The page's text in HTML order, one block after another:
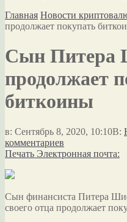
Главная Новости
продолжает покупать
Сын
продолжает
биткоины
в: Сентябрь 8, 2020, 10:10В:
комментариев
Печать Электронная почта:
Сын финансиста Питера
своего отца продолжает